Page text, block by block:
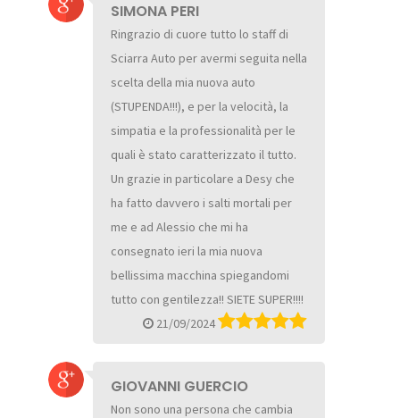
SIMONA PERI
Ringrazio di cuore tutto lo staff di
Sciarra Auto per avermi seguita nella
scelta della mia nuova auto
(STUPENDA!!!), e per la velocità, la
simpatia e la professionalità per le
quali è stato caratterizzato il tutto.
Un grazie in particolare a Desy che
ha fatto davvero i salti mortali per
me e ad Alessio che mi ha
consegnato ieri la mia nuova
bellissima macchina spiegandomi
tutto con gentilezza!! SIETE SUPER!!!!
21/09/2024
GIOVANNI GUERCIO
Non sono una persona che cambia